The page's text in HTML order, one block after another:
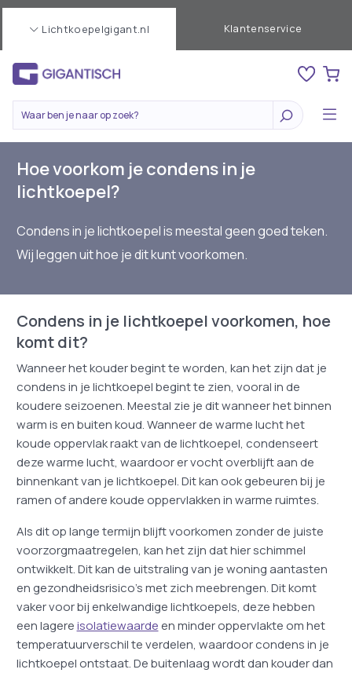
Lichtkoepelgigant.nl Klantenservice
Hoe voorkom je condens in je
lichtkoepel?
Condens in je lichtkoepel is meestal geen goed teken.
Wij leggen uit hoe je dit kunt voorkomen.
Condens in je lichtkoepel voorkomen, hoe
komt dit?
Wanneer het kouder begint te worden, kan het zijn dat je
condens in je lichtkoepel begint te zien, vooral in de
koudere seizoenen. Meestal zie je dit wanneer het binnen
warm is en buiten koud. Wanneer de warme lucht het
koude oppervlak raakt van de lichtkoepel, condenseert
deze warme lucht, waardoor er vocht overblijft aan de
binnenkant van je lichtkoepel. Dit kan ook gebeuren bij je
ramen of andere koude oppervlakken in warme ruimtes.
Als dit op lange termijn blijft voorkomen zonder de juiste
voorzorgmaatregelen, kan het zijn dat hier schimmel
ontwikkelt. Dit kan de uitstraling van je woning aantasten
en gezondheidsrisico’s met zich meebrengen. Dit komt
vaker voor bij enkelwandige lichtkoepels, deze hebben
een lagereisolatiewaarde en minder oppervlakte om het
temperatuurverschil te verdelen, waardoor condens in je
lichtkoepel ontstaat. De buitenlaag wordt dan kouder dan